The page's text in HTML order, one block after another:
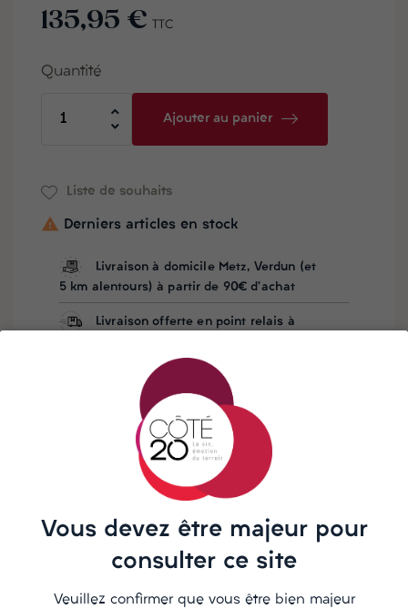
135,95 € TTC
Quantité
Ajouter au panier
Liste de souhaits
 Derniers articles en stock
Livraison à domicile Metz, Verdun (et
5 km alentours) à partir de 90€ d'achat
Livraison offerte en point relais à
Besoin d'aide ? Notre équipe vous
répond sur WhatsApp
Vous devez être majeur pour
consulter ce site
Veuillez confirmer que vous être bien majeur